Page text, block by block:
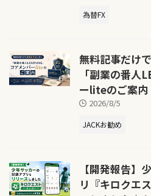
為替FX
無料記事だけ
「副業の番人
ーliteのご案内
2026/8/5
JACKお勧め
【開発報告】
リ『キロクエ